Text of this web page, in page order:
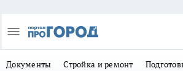
Документы Стройка и ремонт